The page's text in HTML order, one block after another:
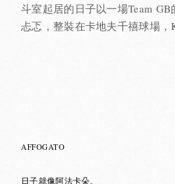
斗室起居的日子以一場Team
忐忑，整裝在卡地夫千禧球場，
AFFOGATO
日子就像阿法卡朵。